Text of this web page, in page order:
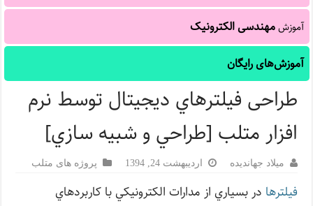
آموزشمهندسی الکترونیک
آموزش‌های رایگان
طراحی فيلترهاي ديجيتال توسط نرم
افزار متلب [طراحي و شبيه سازي]
میلاد جهاندیده اردیبهشت 24, 1394 پروژه های متلب
فيلترها در بسياري از مدارات الكترونيكي با كاربردهاي